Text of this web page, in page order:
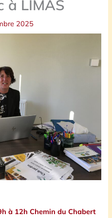
à LIMAS
2025
à 12h Chemin du Chabert